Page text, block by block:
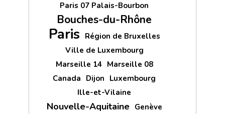
Paris 07 Palais-Bourbon
Bouches-du-Rhône
Paris Région de Bruxelles
Ville de Luxembourg
Marseille 14 Marseille 08
Canada Dijon Luxembourg
Ille-et-Vilaine
Nouvelle-Aquitaine Genève